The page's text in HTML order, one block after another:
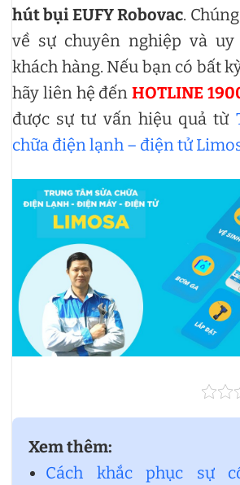
hút bụi EUFY Robovac.
về sự chuyên nghiệp và
khách hàng. Nếu bạn có bất
hãy liên hệ đến HOTLINE
được sự tư vấn hiệu quả từ
chữa điện lạnh – điện tử
Xem thêm:
Cách khắc phục sự